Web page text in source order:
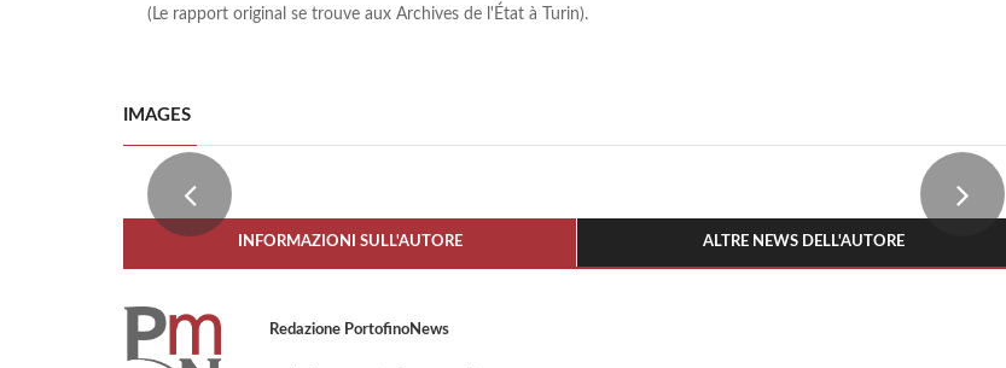
(Le rapport original se trouve aux Archives de l'État à Turin).
IMAGES
INFORMAZIONI SULL'AUTORE ALTRE NEWS DELL'AUTORE
Redazione PortofinoNews